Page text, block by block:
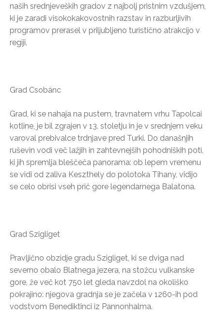
naših srednjeveških gradov z najbolj pristnim vzdušjem,
ki je zaradi visokokakovostnih razstav in razburljivih
programov prerasel v priljubljeno turistično atrakcijo v
regiji.
Grad Csobánc
Grad, ki se nahaja na pustem, travnatem vrhu Tapolcai
kotline, je bil zgrajen v 13. stoletju in je v srednjem veku
varoval prebivalce trdnjave pred Turki. Do današnjih
ruševin vodi več lažjih in zahtevnejših pohodniških poti,
ki jih spremlja bleščeča panorama: ob lepem vremenu
se vidi od zaliva Keszthely do polotoka Tihany, vidijo
se celo obrisi vseh prič gore legendarnega Balatona.
Grad Szigliget
Pravljično obzidje gradu Szigliget, ki se dviga nad
severno obalo Blatnega jezera, na stožcu vulkanske
gore, že več kot 750 let gleda navzdol na okoliško
pokrajino: njegova gradnja se je začela v 1260-ih pod
vodstvom Benediktinci iz Pannonhalma.